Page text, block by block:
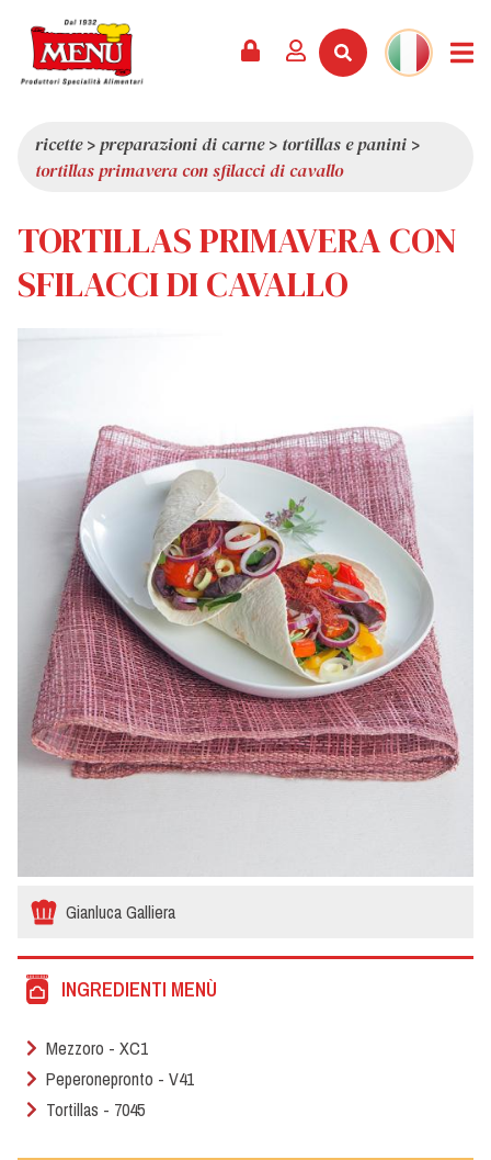
CATALOGO
SERVIZI
ULTIME NOVITÀ
PREMI
RASSEGNA STAMPA
CHI SIAMO
QUALITÀ
VALORI
CURIOSITÀ
SHOWROOM
LAVORA CON NOI
ricette>preparazioni di carne> tortillas e panini >
tortillas primavera con sfilacci di cavallo
TORTILLAS PRIMAVERA CON
SFILACCI DI CAVALLO
Gianluca Galliera
INGREDIENTI MENÙ
Mezzoro - XC1
Peperonepronto - V41
Tortillas - 7045